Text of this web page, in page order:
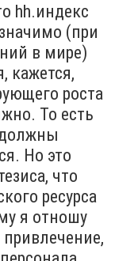
hh.индекс
(при
в мире)
кажется,
роста
То есть
Но это
что
ресурса
я отношу